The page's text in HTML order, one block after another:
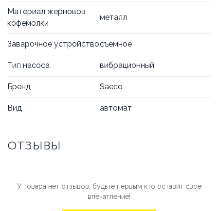
Материал жерновов
кофемолки
металл
Заварочное устройствосъемное
Тип насоса вибрационный
Бренд Saeco
Вид автомат
ОТЗЫВЫ
У товара нет отзывов, будьте первым кто оставит свое
впечатление!